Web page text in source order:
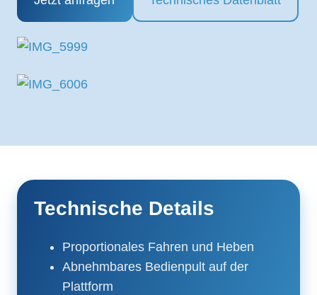
Technische Details
Proportionales Fahren und Heben
Abnehmbares Bedienpult auf der
Plattform